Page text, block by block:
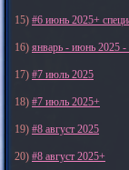
15) #6 июнь 2025+
16) январь - июнь 2025 -
17) #7 июль 2025
18) #7 июль 2025+
19) #8 август 2025
20) #8 август 2025+